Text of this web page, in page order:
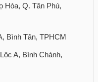
Hòa, Q. Tân Phú,
Bình Tân, TPHCM
A, Bình Chánh,